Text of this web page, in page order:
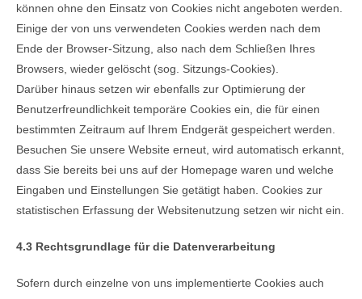
können ohne den Einsatz von Cookies nicht angeboten werden.
Einige der von uns verwendeten Cookies werden nach dem
Ende der Browser-Sitzung, also nach dem Schließen Ihres
Browsers, wieder gelöscht (sog. Sitzungs-Cookies).
Darüber hinaus setzen wir ebenfalls zur Optimierung der
Benutzerfreundlichkeit temporäre Cookies ein, die für einen
bestimmten Zeitraum auf Ihrem Endgerät gespeichert werden.
Besuchen Sie unsere Website erneut, wird automatisch erkannt,
dass Sie bereits bei uns auf der Homepage waren und welche
Eingaben und Einstellungen Sie getätigt haben. Cookies zur
statistischen Erfassung der Websitenutzung setzen wir nicht ein.
4.3 Rechtsgrundlage für die Datenverarbeitung
Sofern durch einzelne von uns implementierte Cookies auch